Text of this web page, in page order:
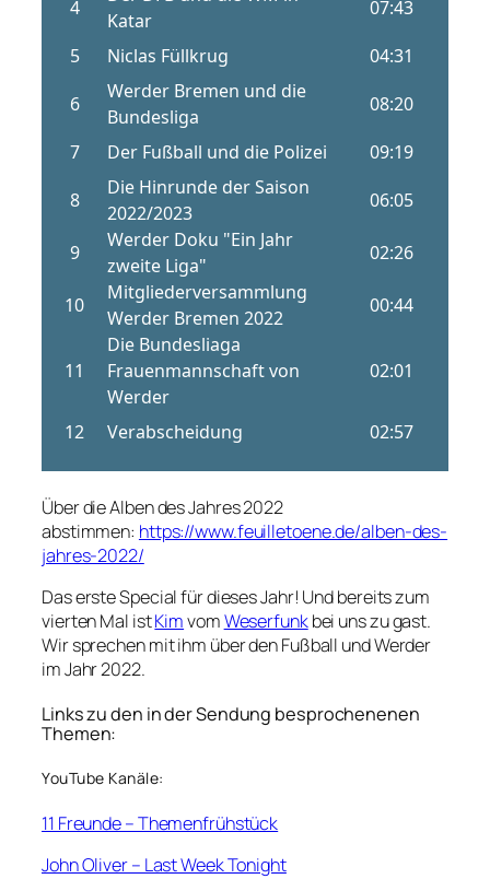
Über die Alben des Jahres 2022
abstimmen: https://www.feuilletoene.de/alben-des-
jahres-2022/
Das erste Special für dieses Jahr! Und bereits zum
vierten Mal istKimvomWeserfunkbei uns zu gast.
Wir sprechen mit ihm über den Fußball und Werder
im Jahr 2022.
Links zu den in der Sendung besprochenenen
Themen:
YouTube Kanäle:
11 Freunde – Themenfrühstück
John Oliver – Last Week Tonight